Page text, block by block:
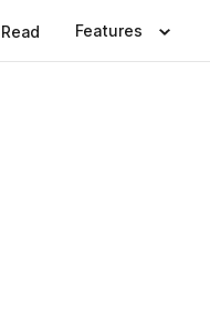
Read Features